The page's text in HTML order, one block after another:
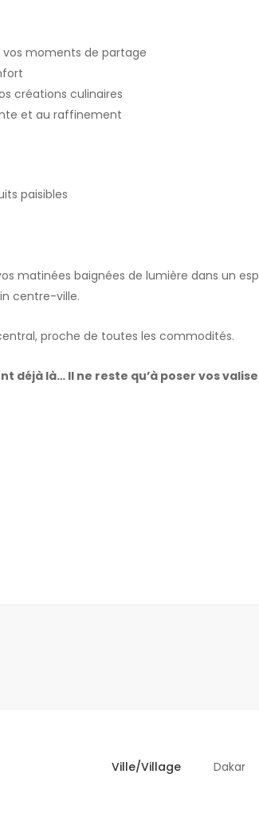
vos moments de partage
créations culinaires
et au raffinement
paisibles
matinées baignées de lumière dans un
centre-ville.
proche de toutes les commodités.
déjà là… Il ne reste qu’à poser vos
Ville/Village
Dakar